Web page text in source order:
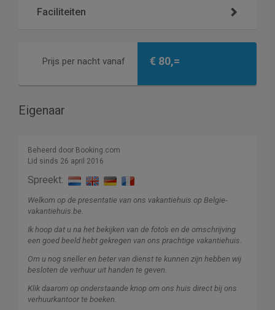
Faciliteiten
Prijs per nacht vanaf € 80,=
Eigenaar
Beheerd door Booking.com
Lid sinds 26 april 2016
Spreekt:
Welkom op de presentatie van ons vakantiehuis op Belgie-
vakantiehuis.be.
Ik hoop dat u na het bekijken van de foto's en de omschrijving
een goed beeld hebt gekregen van ons prachtige vakantiehuis.
Om u nog sneller en beter van dienst te kunnen zijn hebben wij
besloten de verhuur uit handen te geven.
Klik daarom op onderstaande knop om ons huis direct bij ons
verhuurkantoor te boeken.